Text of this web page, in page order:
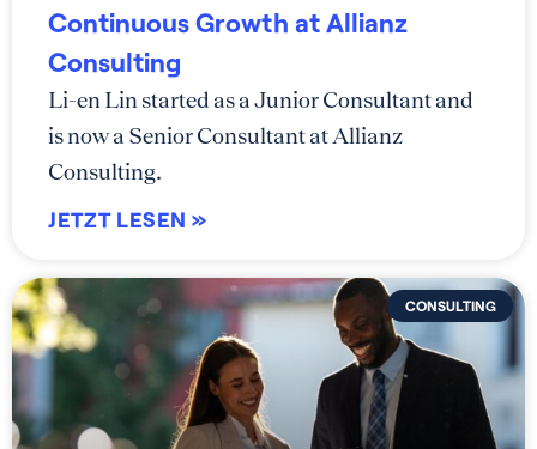
Continuous Growth at Allianz
Consulting
Li-en Lin started as a Junior Consultant and
is now a Senior Consultant at Allianz
Consulting.
JETZT LESEN »
CONSULTING